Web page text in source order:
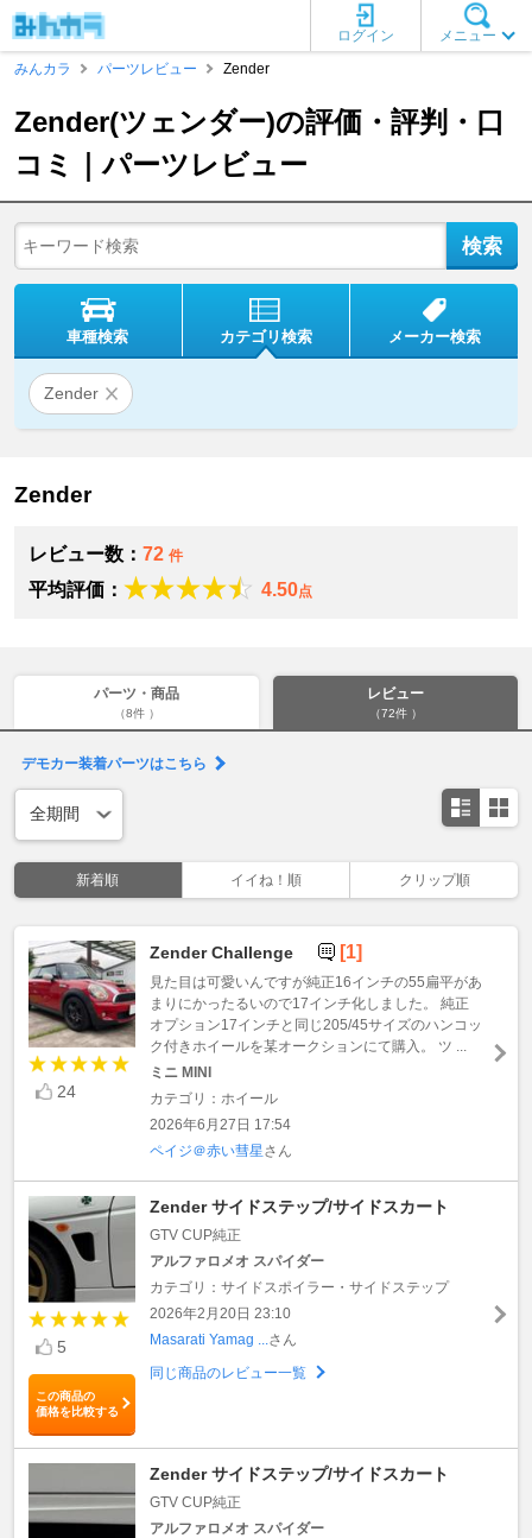
メニュー
ログイン
みんカラ
パーツレビュー Zender
Zender(ツェンダー)の評価・評判・口
コミ｜パーツレビュー
車種検索 カテゴリ検索 メーカー検索
Zender
Zender
レビュー数： 72 件
平均評価： 4.50点
パーツ・商品
（8件 ）
レビュー
（72件 ）
デモカー装着パーツはこちら
新着順 イイね！順 クリップ順
24
Zender Challenge [1]
見た目は可愛いんですが純正16インチの55扁平があ
まりにかったるいので17インチ化しました。 純正
オプション17インチと同じ205/45サイズのハンコッ
ク付きホイールを某オークションにて購入。 ツ ...
ミニ MINI
カテゴリ：ホイール
2026年6月27日 17:54
ペイジ＠赤い彗星さん
5
この商品の
価格を比較する
Zender サイドステップ/サイドスカート
GTV CUP純正
アルファロメオ スパイダー
カテゴリ：サイドスポイラー・サイドステップ
2026年2月20日 23:10
Masarati Yamag ... さん
同じ商品のレビュー一覧
Zender サイドステップ/サイドスカート
GTV CUP純正
アルファロメオ スパイダー